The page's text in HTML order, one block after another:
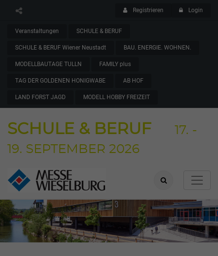
Registrieren Login
Veranstaltungen SCHULE & BERUF
SCHULE & BERUF Wiener Neustadt BAU. ENERGIE. WOHNEN.
MODELLBAUTAGE TULLN FAMILY plus
TAG DER GOLDENEN HONIGWABE AB HOF
LAND FORST JAGD MODELL HOBBY FREIZEIT
SCHULE & BERUF
17. -
19. SEPTEMBER 2026